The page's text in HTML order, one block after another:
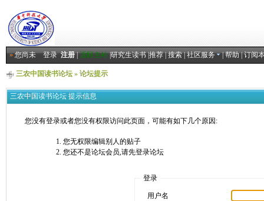
»您尚未登录 注册|返回主站|研究生读书|推荐|搜索|社区服务 |帮助|订阅
三农中国读书论坛» 论坛提示
三农中国读书论坛 提示信息
您没有登录或者您没有权限访问此页面，可能有如下几个原因:
您无权限编辑别人的贴子
您还不是论坛会员,请先登录论坛
登录
用户名